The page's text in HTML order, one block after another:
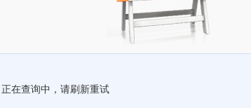
正在查询中，请刷新重试